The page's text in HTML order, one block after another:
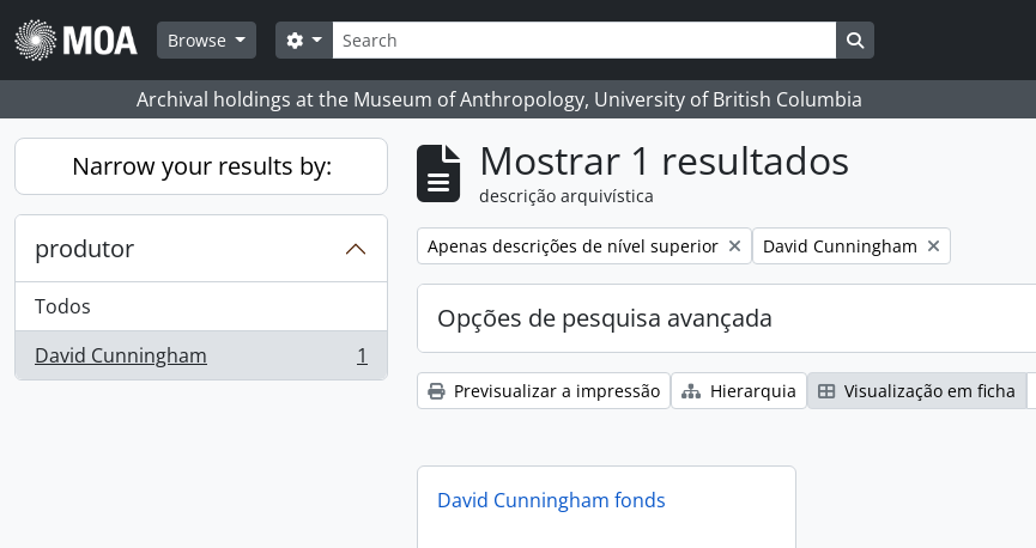
Skip to main content
Browse
Pesquisar
Search options Search in browse page
Archival holdings at the Museum of Anthropology, University of British Columbia
Narrow your results by:
produtor
Todos
David Cunningham
, 1 resultados 1
Mostrar 1 resultados
descrição arquivística
Remove filter:
Apenas descrições de nível superior Remove filter:
David Cunningham
Opções de pesquisa avançada
Previsualizar a impressão Hierarquia Visualização em ficha
David Cunningham fonds